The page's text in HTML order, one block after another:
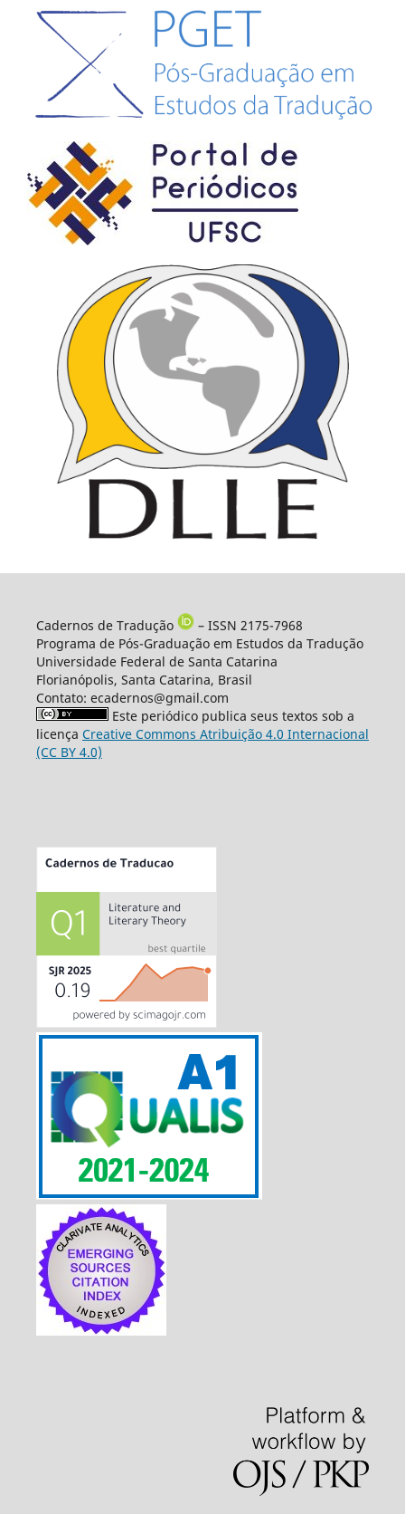
Cadernos de Tradução
– ISSN 2175-7968
Programa de Pós-Graduação em Estudos da Tradução
Universidade Federal de Santa Catarina
Florianópolis, Santa Catarina, Brasil
Contato: ecadernos@gmail.com
Este periódico publica seus textos sob a
licença Creative Commons Atribuição 4.0 Internacional
(CC BY 4.0)